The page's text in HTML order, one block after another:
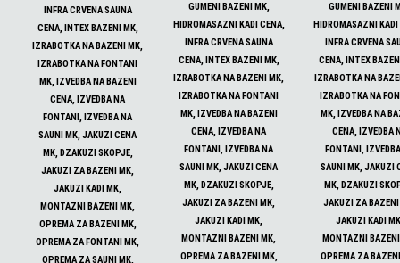
INFRA CRVENA SAUNA
CENA, INTEX BAZENI MK,
IZRABOTKA NA BAZENI MK,
IZRABOTKA NA FONTANI
MK, IZVEDBA NA BAZENI
CENA, IZVEDBA NA
FONTANI, IZVEDBA NA
SAUNI MK, JAKUZI CENA
MK, DZAKUZI SKOPJE,
JAKUZI ZA BAZENI MK,
JAKUZI KADI MK,
MONTAZNI BAZENI MK,
OPREMA ZA BAZENI MK,
OPREMA ZA FONTANI MK,
OPREMA ZA SAUNI MK,
GUMENI BAZENI MK,
HIDROMASAZNI KADI CENA,
INFRA CRVENA SAUNA
CENA, INTEX BAZENI MK,
IZRABOTKA NA BAZENI MK,
IZRABOTKA NA FONTANI
MK, IZVEDBA NA BAZENI
CENA, IZVEDBA NA
FONTANI, IZVEDBA NA
SAUNI MK, JAKUZI CENA
MK, DZAKUZI SKOPJE,
JAKUZI ZA BAZENI MK,
JAKUZI KADI MK,
MONTAZNI BAZENI MK,
OPREMA ZA BAZENI MK,
GUMENI BAZENI
HIDROMASAZNI
INFRA CRVENA
CENA, INTEX
IZRABOTKA NA
IZRABOTKA NA
MK, IZVEDBA NA
CENA, IZVEDBA
FONTANI,
SAUNI MK, JAKUZI
MK, DZAKUZI
JAKUZI ZA
JAKUZI KADI
MONTAZNI
OPREMA ZA